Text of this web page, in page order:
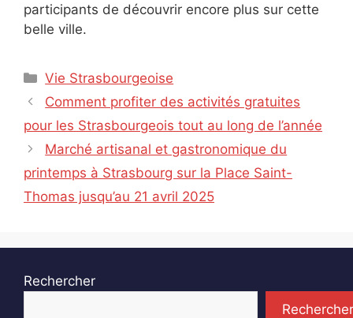
participants de découvrir encore plus sur cette
belle ville.
Catégories
Vie Strasbourgeoise
Comment profiter des activités gratuites
pour les Strasbourgeois tout au long de l’année
Marché artisanal et gastronomique du
printemps à Strasbourg sur la Place Saint-
Thomas jusqu’au 21 avril 2025
Rechercher
Rechercher